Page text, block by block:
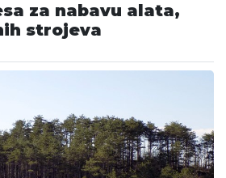
za nabavu alata,
strojeva